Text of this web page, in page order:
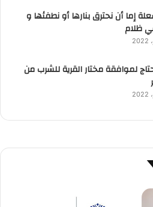
إما أن نحترق بنارها أو نطفئها و
ظلام
لموافقة مختار القرية للشرب من